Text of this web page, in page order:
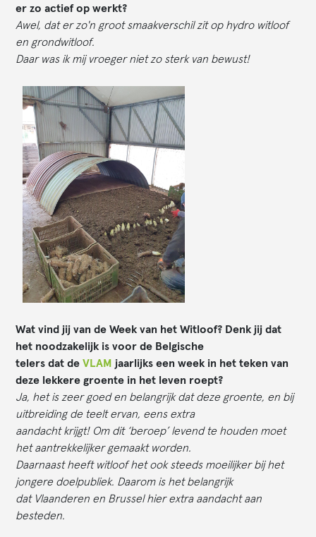
er zo actief op werkt?
Awel, dat er zo'n groot smaakverschil zit op hydro witloof
en grondwitloof.
Daar was ik mij vroeger niet zo sterk van bewust!
Wat vind jij van de Week van het Witloof? Denk jij dat
het noodzakelijk is voor de Belgische
telers dat deVLAM jaarlijks een week in het teken van
deze lekkere groente in het leven roept?
Ja, het is zeer goed en belangrijk dat deze groente, en bij
uitbreiding de teelt ervan, eens extra
aandacht krijgt! Om dit ‘beroep’ levend te houden moet
het aantrekkelijker gemaakt worden.
Daarnaast heeft witloof het ook steeds moeilijker bij het
jongere doelpubliek. Daarom is het belangrijk
dat Vlaanderen en Brussel hier extra aandacht aan
besteden.